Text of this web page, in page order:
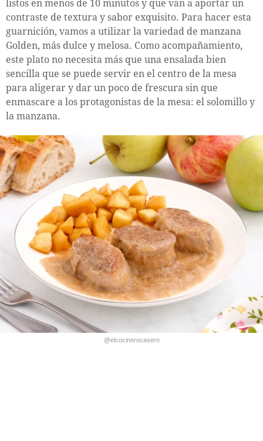
listos en menos de 10 minutos y que van a aportar un
contraste de textura y sabor exquisito. Para hacer esta
guarnición, vamos a utilizar la variedad de manzana
Golden, más dulce y melosa. Como acompañamiento,
este plato no necesita más que una ensalada bien
sencilla que se puede servir en el centro de la mesa
para aligerar y dar un poco de frescura sin que
enmascare a los protagonistas de la mesa: el solomillo y
la manzana.
@elcocinerocasero